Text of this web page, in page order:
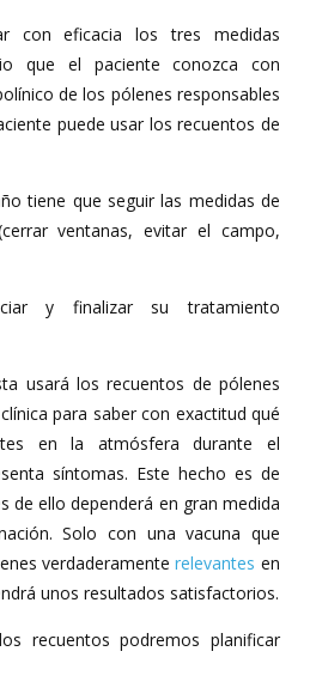
con eficacia los tres medidas
que el paciente conozca con
de los pólenes responsables
puede usar los recuentos de
tiene que seguir las medidas de
ventanas, evitar el campo,
y finalizar su tratamiento
usará los recuentos de pólenes
para saber con exactitud qué
en la atmósfera durante el
síntomas. Este hecho es de
de ello dependerá en gran medida
Solo con una vacuna que
verdaderamente relevantes en
unos resultados satisfactorios.
recuentos podremos planificar